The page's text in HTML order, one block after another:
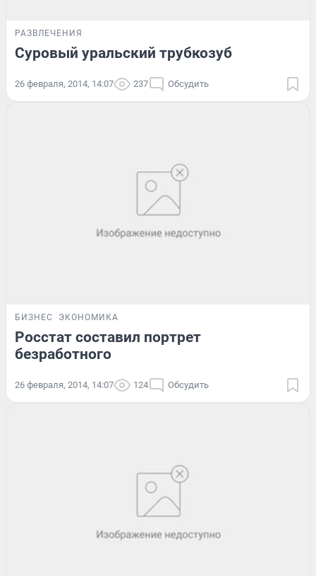
РАЗВЛЕЧЕНИЯ
Суровый уральский трубкозуб
26 февраля, 2014, 14:07 237 Обсудить
БИЗНЕС ЭКОНОМИКА
Росстат составил портрет
безработного
26 февраля, 2014, 14:07 124 Обсудить